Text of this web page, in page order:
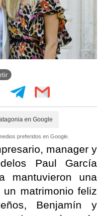
en Google
preferidos en Google.
manager y
Paul García
mantuvieron una
matrimonio feliz
Benjamín y